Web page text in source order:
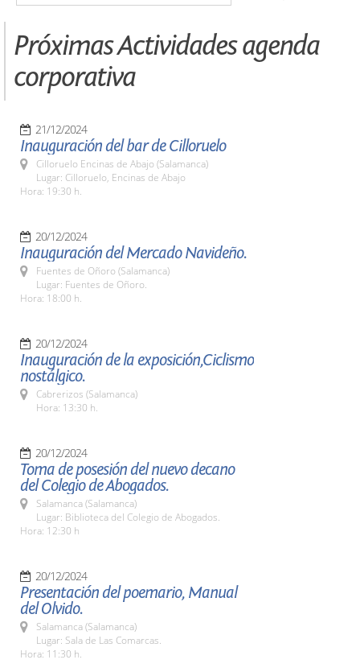
Próximas Actividades agenda
corporativa
21/12/2024
Inauguración del bar de Cilloruelo
Cilloruelo Encinas de Abajo (Salamanca)
Lugar: Cilloruelo, Encinas de Abajo
Hora: 19:30 h.
20/12/2024
Inauguración del Mercado Navideño.
Fuentes de Oñoro (Salamanca)
Lugar: Fuentes de Oñoro.
Hora: 18:00 h.
20/12/2024
Inauguración de la exposición,Ciclismo
nostálgico.
Cabrerizos (Salamanca)
Hora: 13:30 h.
20/12/2024
Toma de posesión del nuevo decano
del Colegio de Abogados.
Salamanca (Salamanca)
Lugar: Biblioteca del Colegio de Abogados.
Hora: 12:30 h
20/12/2024
Presentación del poemario, Manual
del Olvido.
Salamanca (Salamanca)
Lugar: Sala de Las Comarcas.
Hora: 11:30 h.